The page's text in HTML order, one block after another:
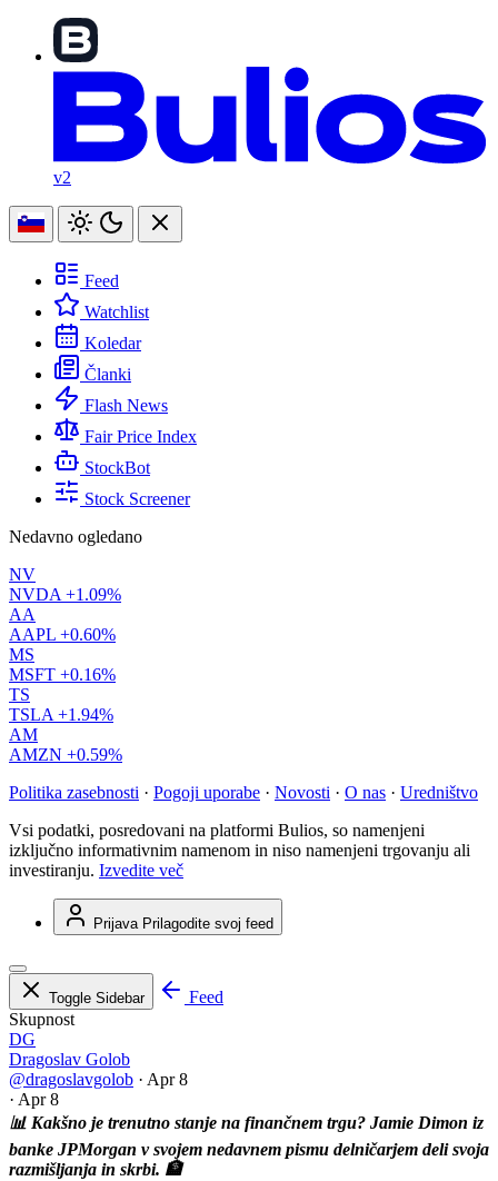
v2
Feed
Watchlist
Koledar
Članki
Flash News
Fair Price Index
StockBot
Stock Screener
Nedavno ogledano
NV
NVDA +1.09%
AA
AAPL +0.60%
MS
MSFT +0.16%
TS
TSLA +1.94%
AM
AMZN +0.59%
Politika zasebnosti · Pogoji uporabe · Novosti · O nas · Uredništvo
Vsi podatki, posredovani na platformi Bulios, so namenjeni
izključno informativnim namenom in niso namenjeni trgovanju ali
investiranju. Izvedite več
Prijava Prilagodite svoj feed
Toggle Sidebar
Feed
Skupnost
DG
Dragoslav Golob
@dragoslavgolob · Apr 8
· Apr 8
📊 Kakšno je trenutno stanje na finančnem trgu? Jamie Dimon iz
banke JPMorgan v svojem nedavnem pismu delničarjem deli svoja
razmišljanja in skrbi. 🏦